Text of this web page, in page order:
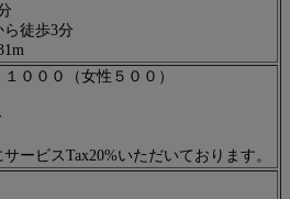
徒歩3分
０００（女性５００）
ービスTax20%いただいております。